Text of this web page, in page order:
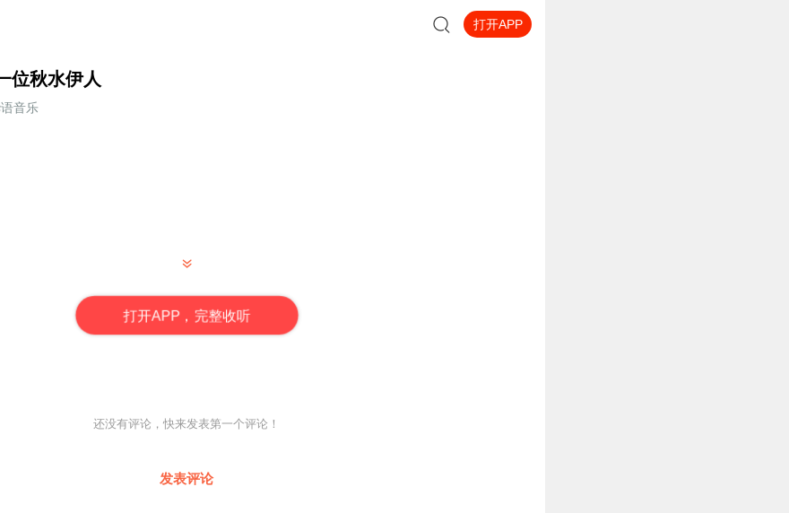
打开APP
位秋水伊人
音乐
政文工团编剧、著名词作家王磊与原武警军乐团小号手、北京老战友军乐团副团长、著名作曲家
其能让人感受到这个秋天的美丽！
打开APP，完整收听
还没有评论，快来发表第一个评论！
发表评论